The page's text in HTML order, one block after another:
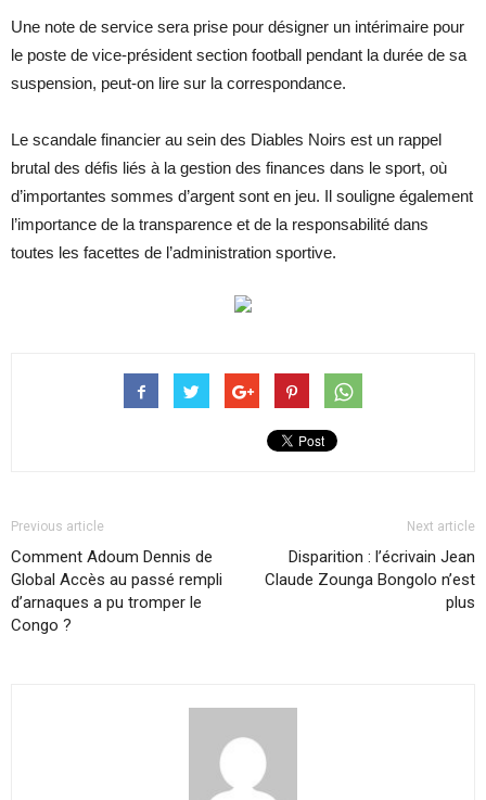
Une note de service sera prise pour désigner un intérimaire pour
le poste de vice-président section football pendant la durée de sa
suspension, peut-on lire sur la correspondance.
Le scandale financier au sein des Diables Noirs est un rappel
brutal des défis liés à la gestion des finances dans le sport, où
d’importantes sommes d’argent sont en jeu. Il souligne également
l’importance de la transparence et de la responsabilité dans
toutes les facettes de l’administration sportive.
Previous article
Comment Adoum Dennis de
Global Accès au passé rempli
d’arnaques a pu tromper le
Congo ?
Next article
Disparition : l’écrivain Jean
Claude Zounga Bongolo n’est
plus